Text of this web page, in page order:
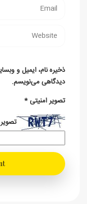
ذخیره نام، ایمیل و
دیدگاهی می‌نویسم.
تصویر امنیتی *